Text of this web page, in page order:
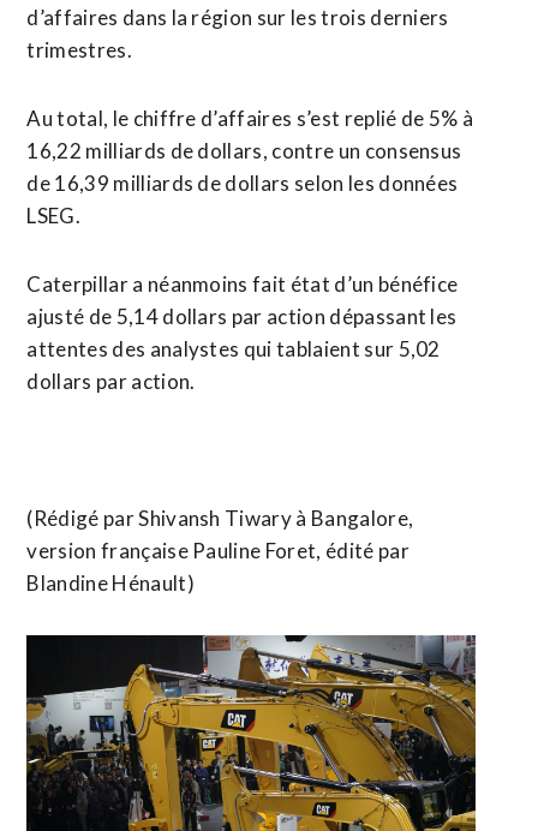
d’affaires dans la région sur les trois derniers
trimestres.
Au total, le chiffre d’affaires s’est replié de 5% à
16,22 milliards de dollars, contre un consensus
de 16,39 milliards de dollars selon les données
LSEG.
Caterpillar a néanmoins fait état d’un bénéfice
ajusté de 5,14 dollars par action dépassant les
attentes des analystes qui tablaient sur 5,02
dollars par action.
(Rédigé par Shivansh Tiwary à Bangalore,
version française Pauline Foret, édité par
Blandine Hénault)